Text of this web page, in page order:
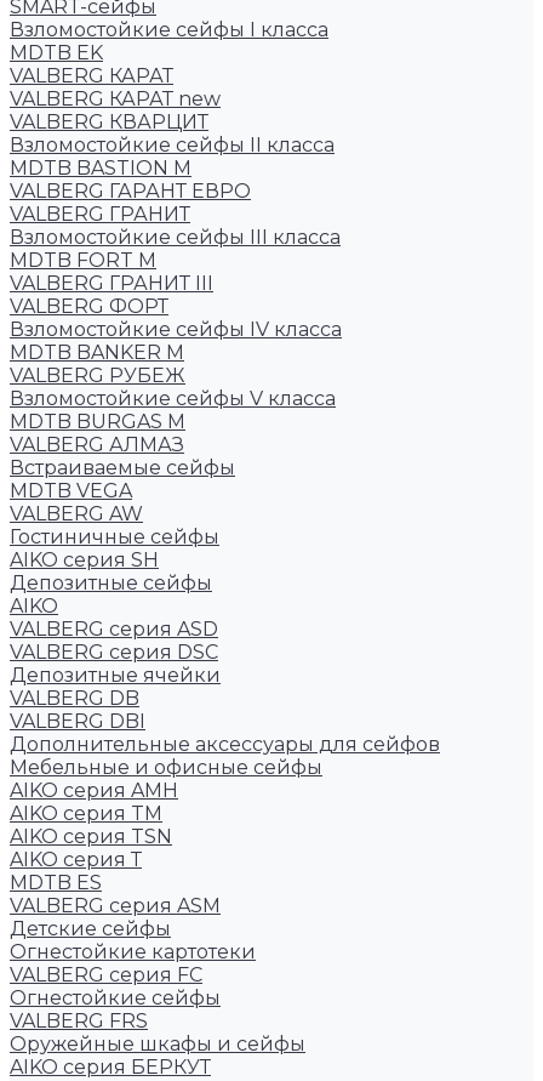
SMART-сейфы
Взломостойкие сейфы I класса
MDTB EK
VALBERG КАРАТ
VALBERG КАРАТ new
VALBERG КВАРЦИТ
Взломостойкие сейфы II класса
MDTB BASTION M
VALBERG ГАРАНТ ЕВРО
VALBERG ГРАНИТ
Взломостойкие сейфы III класса
MDTB FORT M
VALBERG ГРАНИТ III
VALBERG ФОРТ
Взломостойкие сейфы IV класса
MDTB BANKER M
VALBERG РУБЕЖ
Взломостойкие сейфы V класса
MDTB BURGAS M
VALBERG АЛМАЗ
Встраиваемые сейфы
MDTB VEGA
VALBERG AW
Гостиничные сейфы
AIKO серия SH
Депозитные сейфы
AIKO
VALBERG серия ASD
VALBERG серия DSC
Депозитные ячейки
VALBERG DB
VALBERG DBI
Дополнительные аксессуары для сейфов
Мебельные и офисные сейфы
AIKO серия AMH
AIKO серия TM
AIKO серия TSN
AIKO серия Т
MDTB ES
VALBERG серия ASM
Детские сейфы
Огнестойкие картотеки
VALBERG серия FC
Огнестойкие сейфы
VALBERG FRS
Оружейные шкафы и сейфы
AIKO серия БЕРКУТ